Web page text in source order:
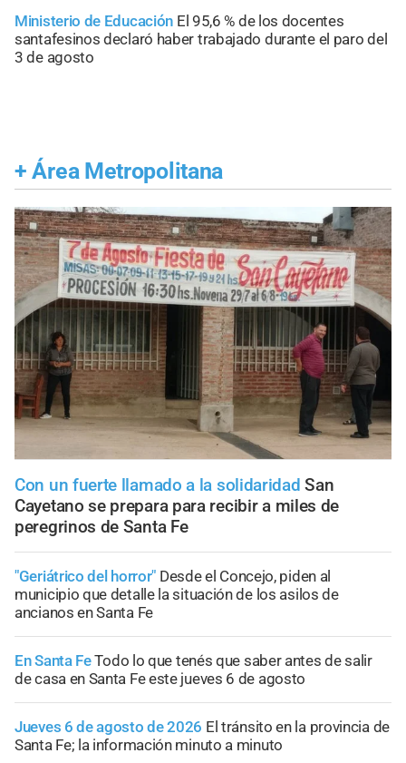
Ministerio de Educación El 95,6 % de los docentes
santafesinos declaró haber trabajado durante el paro del
3 de agosto
+ Área Metropolitana
Con un fuerte llamado a la solidaridad San
Cayetano se prepara para recibir a miles de
peregrinos de Santa Fe
"Geriátrico del horror" Desde el Concejo, piden al
municipio que detalle la situación de los asilos de
ancianos en Santa Fe
En Santa FeTodo lo que tenés que saber antes de salir
de casa en Santa Fe este jueves 6 de agosto
Jueves 6 de agosto de 2026 El tránsito en la provincia de
Santa Fe; la información minuto a minuto